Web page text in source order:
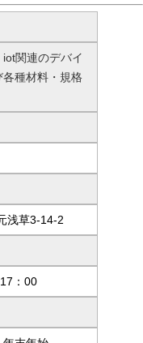
関連のデバイ
各種材料・規格
浅草3-14-2
：00